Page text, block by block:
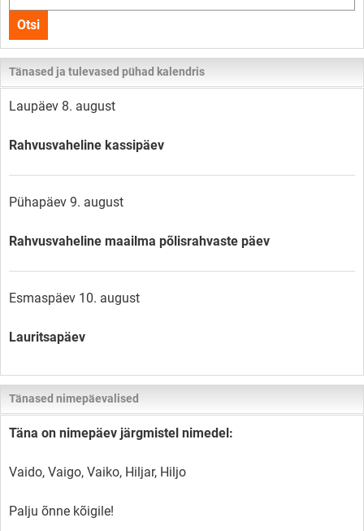
kogu
lehelt
Otsi
Tänased ja tulevased pühad kalendris
Laupäev 8. august
Rahvusvaheline kassipäev
Pühapäev 9. august
Rahvusvaheline maailma põlisrahvaste päev
Esmaspäev 10. august
Lauritsapäev
Tänased nimepäevalised
Täna on nimepäev järgmistel nimedel:
Vaido, Vaigo, Vaiko, Hiljar, Hiljo
Palju õnne kõigile!